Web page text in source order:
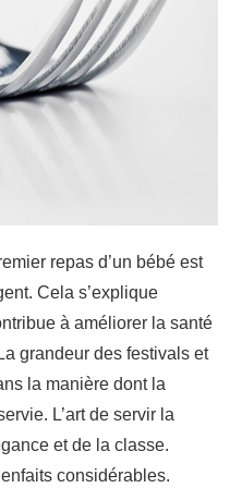
repas d’un bébé est
Cela s’explique
à améliorer la santé
grandeur des festivals et
la manière dont la
L’art de servir la
et de la classe.
considérables.